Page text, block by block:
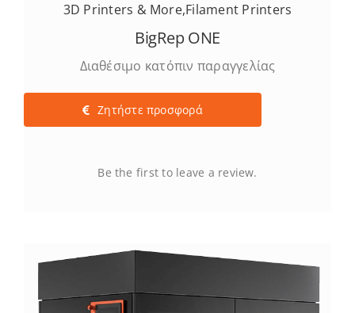
3D Printers & More,Filament Printers
BigRep ONE
Διαθέσιμο κατόπιν παραγγελίας
Ζητήστε προσφορά
Be the first to leave a review.